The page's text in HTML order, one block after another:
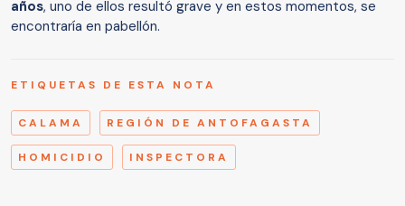
años, uno de ellos resultó grave y en estos momentos, se
encontraría en pabellón.
ETIQUETAS DE ESTA NOTA
CALAMA REGIÓN DE ANTOFAGASTA
HOMICIDIO INSPECTORA